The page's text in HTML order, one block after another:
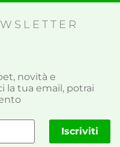
novità e
la tua email, potrai
Iscriviti